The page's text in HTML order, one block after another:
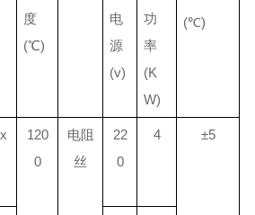
度
(℃)
电
源
(v)
功
率
(K
W)
(℃)
120
0
电阻
丝
22
0
4 ±5